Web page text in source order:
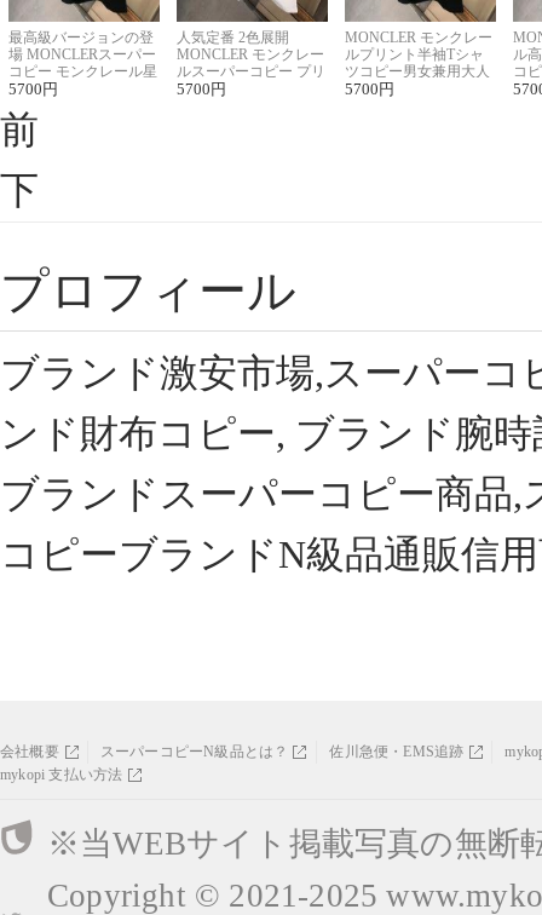
最高級バージョンの登
場 MONCLERスーパー
コピー モンクレール星
座半袖Tシャツ
5700 円
人気定番 2色展開
MONCLER モンクレー
ルスーパーコピー プリ
ント半袖Tシャツ
5700 円
MONCLER モンクレー
ルプリント半袖Tシャ
ツコピー男女兼用大人
可愛い春夏コーデ
5700 円
ル
コ
ィ
前
下
プロフィール
ブランド激安市場,スーパー
ンド財布コピー, ブランド腕
ブランドスーパーコピー商品
コピーブランドN級品通販信
会社概要 スーパーコピーN級品とは？ 佐川急便・EMS追跡
mykopi 支払い方法
※当WEBサイト掲載写真の無断
Copyright © 2021-2025